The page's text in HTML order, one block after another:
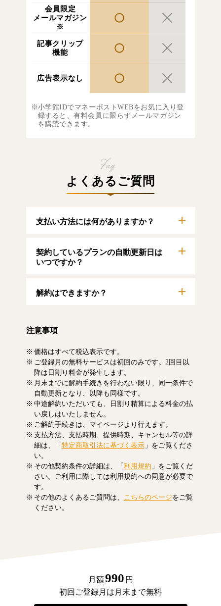
会員限定
メールマガジン
※
記事クリップ
機能
広告表示なし
小学館IDでマネーポストWEBをお気に入り登
録すると、有料会員に限らずメールマガジン
を購読できます。
よくあるご質問
支払い方法には何がありますか？
す。
【クレジットカード】
契約しているプランの自動更新日は
いつですか？
ンのご利用期間は、マイページにてご確認い
解約はできますか？
事をお読みいただけます。なお、日割り清算
注意事項
価格はすべて税込表示です。
ご登録月の無料サービスは初回のみです。2回目以
降は日割り料金が発生します。
月末までに解約手続きを行わない限り、同一条件で
自動更新となり、以降も同様です。
中途解約いただいても、日割り精算による料金の払
い戻しはいたしません。
ご解約手続きは、マイページより行えます。
支払方法、支払時期、提供時期、キャンセル等の詳
細は、「特定商取引法に基づく表示」をご覧くださ
い。
その他契約条件の詳細は、「利用規約 」をご覧くだ
さい。ご利用に際しては利用規約への同意が必要で
す。
その他のよくあるご質問は、
こちらのページをご覧
ください。
月額990 円
初回ご登録月は月末まで無料